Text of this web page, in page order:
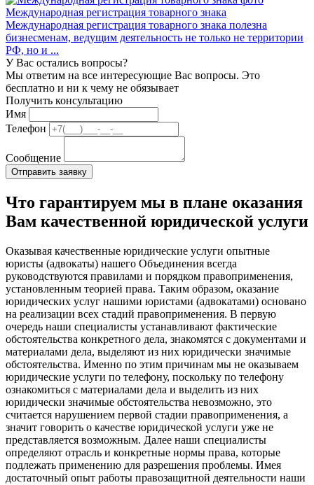
Международная регистрация товарного знака
Международная регистрация товарного знака полезна
бизнесменам, ведущим деятельность не только не территории
РФ, но и ...
У Вас остались вопросы?
Мы ответим на все интересующие Вас вопросы. Это
бесплатно и ни к чему не обязывает
Получить консультацию
Имя
Телефон
Сообщение
Что гарантируем мы в плане оказания
Вам качественной юридической услуги
Оказывая качественные юридические услуги опытные
юристы (адвокаты) нашего Объединения всегда
руководствуются правилами и порядком правоприменения,
установленным теорией права. Таким образом, оказание
юридических услуг нашими юристами (адвокатами) основано
на реализации всех стадий правоприменения. В первую
очередь наши специалисты устанавливают фактические
обстоятельства конкретного дела, знакомятся с документами и
материалами дела, выделяют из них юридически значимые
обстоятельства. Именно по этим причинам мы не оказываем
юридические услуги по телефону, поскольку по телефону
ознакомиться с материалами дела и выделить из них
юридически значимые обстоятельства невозможно, это
считается нарушением первой стадии правоприменения, а
значит говорить о качестве юридической услуги уже не
представляется возможным. Далее наши специалисты
определяют отрасль и конкретные нормы права, которые
подлежать применению для разрешения проблемы. Имея
достаточный опыт работы правозащитной деятельности наши